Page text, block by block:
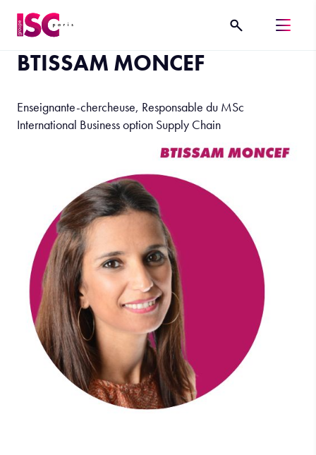
BTISSAM MONCEF
Enseignante-chercheuse, Responsable du MSc
International Business option Supply Chain